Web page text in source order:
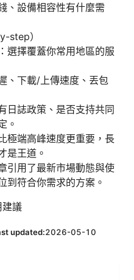
、設備相容性有什麼需
step）
選擇覆蓋你常用地區的服
、下載/上傳速度、丟包
日誌政策、是否支持共同
。
極端高峰速度更重要，長
是王道。
引用了最新市場動態與使
到符合你需求的方案。
建議
updated:2026-05-10